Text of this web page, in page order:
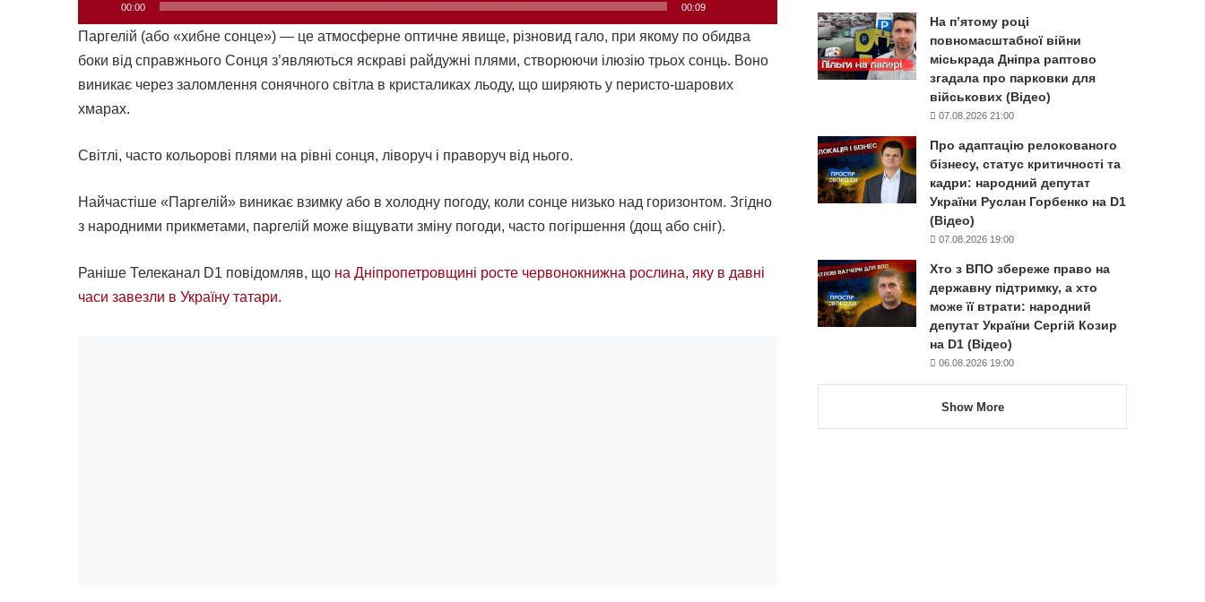
00:00 00:09
Паргелій (або «хибне сонце») — це атмосферне оптичне явище, різновид гало, при якому по обидва
боки від справжнього Сонця з’являються яскраві райдужні плями, створюючи ілюзію трьох сонць. Воно
виникає через заломлення сонячного світла в кристаликах льоду, що ширяють у перисто-шарових
хмарах.
Світлі, часто кольорові плями на рівні сонця, ліворуч і праворуч від нього.
Найчастіше «Паргелій» виникає взимку або в холодну погоду, коли сонце низько над горизонтом. Згідно
з народними прикметами, паргелій може віщувати зміну погоди, часто погіршення (дощ або сніг).
Раніше Телеканал D1 повідомляв, що на Дніпропетровщині росте червонокнижна рослина, яку в давні
часи завезли в Україну татари.
На п’ятому році
повномасштабної війни
міськрада Дніпра раптово
згадала про парковки для
військових (Відео)
07.08.2026 21:00
Про адаптацію релокованого
бізнесу, статус критичності та
кадри: народний депутат
України Руслан Горбенко на D1
(Відео)
07.08.2026 19:00
Хто з ВПО збереже право на
державну підтримку, а хто
може її втрати: народний
депутат України Сергій Козир
на D1 (Відео)
06.08.2026 19:00
Show More